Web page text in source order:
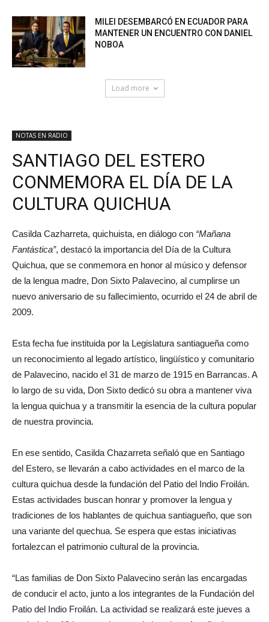
MILEI DESEMBARCÓ EN ECUADOR PARA
MANTENER UN ENCUENTRO CON DANIEL
NOBOA
Load more